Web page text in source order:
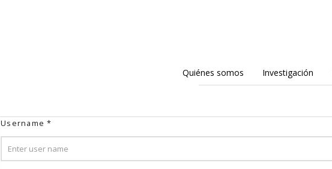
Quiénes somos Investigación
Username*